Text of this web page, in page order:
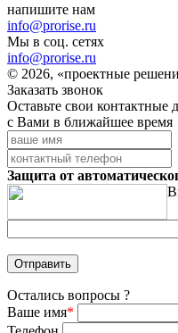
напишите нам
info@prorise.ru
Мы в соц. сетях
info@prorise.ru
© 2026, «проектные
Заказать звонок
Оставьте свои
с Вами в ближайшее время
Защита от
Остались вопросы ?
Ваше имя*